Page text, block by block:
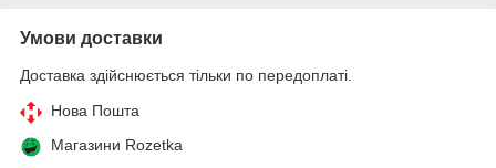
Умови доставки
Доставка здійснюється тільки по передоплаті.
Нова Пошта
Магазини Rozetka